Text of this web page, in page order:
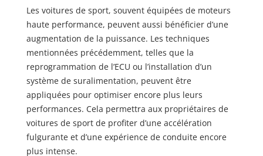
Les voitures de sport, souvent équipées de moteurs
haute performance, peuvent aussi bénéficier d’une
augmentation de la puissance. Les techniques
mentionnées précédemment, telles que la
reprogrammation de l’ECU ou l’installation d’un
système de suralimentation, peuvent être
appliquées pour optimiser encore plus leurs
performances. Cela permettra aux propriétaires de
voitures de sport de profiter d’une accélération
fulgurante et d’une expérience de conduite encore
plus intense.